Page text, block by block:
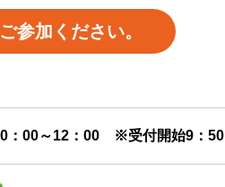
参加ください。
：00～12：00 ※受付開始9：50